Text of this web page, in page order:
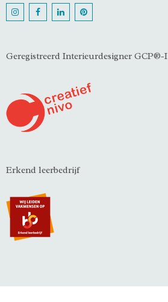
Geregistreerd Interieurdesigner GCP®-I
Erkend leerbedrijf